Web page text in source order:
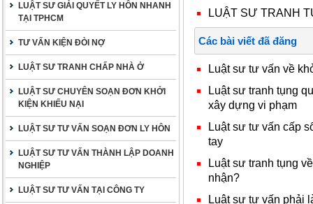
LUẬT SƯ GIẢI QUYẾT LY HÔN NHANH
TẠI TPHCM
TƯ VẤN KIỆN ĐÒI NỢ
LUẬT SƯ TRANH CHẤP NHÀ Ở
LUẬT SƯ CHUYÊN SOẠN ĐƠN KHỞI
KIỆN KHIẾU NẠI
LUẬT SƯ TƯ VẤN SOẠN ĐƠN LY HÔN
LUẬT SƯ TƯ VẤN THÀNH LẬP DOANH
NGHIỆP
LUẬT SƯ TƯ VẤN TẠI CÔNG TY
LUẬT SƯ TRANH
Các bài viết đã đăng
Luật sư tư vấn về
Luật sư tranh tụng
xây dựng vi phạm
Luật sư tư vấn cấp
tay
Luật sư tranh tụng
nhận?
Luật sư tư vấn phải